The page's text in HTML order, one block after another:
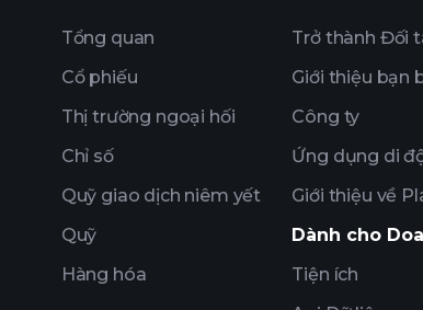
Tổng quan
Cổ phiếu
Thị trường ngoại hối
Chỉ số
Quỹ giao dịch niêm yết
Quỹ
Hàng hóa
Trở thành Đối
Giới thiệu bạn
Công ty
Ứng dụng di
Giới thiệu về
Dành cho
Tiện ích